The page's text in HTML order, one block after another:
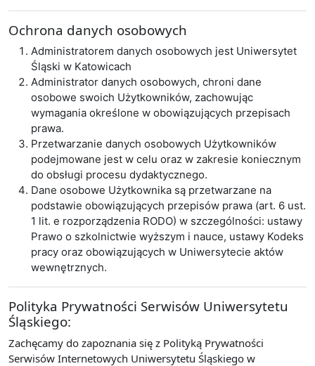
Ochrona danych osobowych
Administratorem danych osobowych jest Uniwersytet
Śląski w Katowicach
Administrator danych osobowych, chroni dane
osobowe swoich Użytkowników, zachowując
wymagania określone w obowiązujących przepisach
prawa.
Przetwarzanie danych osobowych Użytkowników
podejmowane jest w celu oraz w zakresie koniecznym
do obsługi procesu dydaktycznego.
Dane osobowe Użytkownika są przetwarzane na
podstawie obowiązujących przepisów prawa (art. 6 ust.
1 lit. e rozporządzenia RODO) w szczególności: ustawy
Prawo o szkolnictwie wyższym i nauce, ustawy Kodeks
pracy oraz obowiązujących w Uniwersytecie aktów
wewnętrznych.
Polityka Prywatności Serwisów Uniwersytetu
Śląskiego:
Zachęcamy do zapoznania się z Polityką Prywatności
Serwisów Internetowych Uniwersytetu Śląskiego w